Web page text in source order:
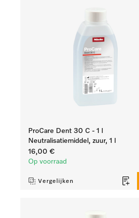
ProCare Dent 30 C - 1 l
Neutralisatiemiddel, zuur, 1 l
16,00 €
Op voorraad
Vergelijken